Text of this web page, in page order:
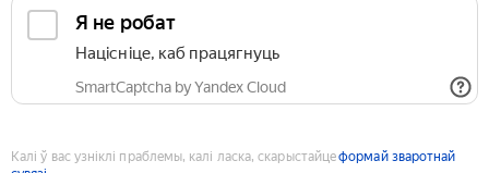
Я не робат
Націсніце, каб працягнуць
SmartCaptcha by Yandex Cloud
Калі ў вас узніклі праблемы, калі ласка, скарыстайцеформай зваротнай